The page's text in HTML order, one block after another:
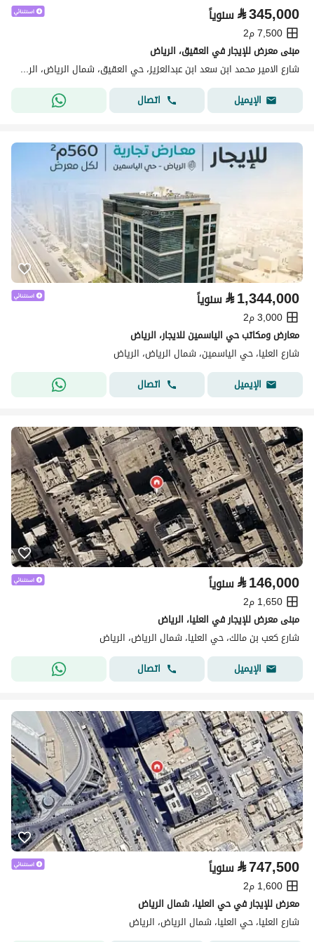
⃁345,000 سنوياً
7,500 م2
مبنى معرض للإيجار في العقيق، الرياض
شارع الامير محمد ابن سعد ابن عبدالعزيز، حي العقيق، شمال الرياض، الرياض
الإيميل
اتصال
⃁1,344,000 سنوياً
3,000 م2
معارض ومكاتب حي الياسمين للايجار، الرياض
شارع العليا، حي الياسمين، شمال الرياض، الرياض
الإيميل
اتصال
⃁146,000 سنوياً
1,650 م2
مبنى معرض للإيجار في العليا، الرياض
شارع كعب بن مالك، حي العليا، شمال الرياض، الرياض
الإيميل
اتصال
⃁747,500 سنوياً
1,600 م2
معرض للإيجار في حي العليا، شمال الرياض
شارع العليا، حي العليا، شمال الرياض، الرياض